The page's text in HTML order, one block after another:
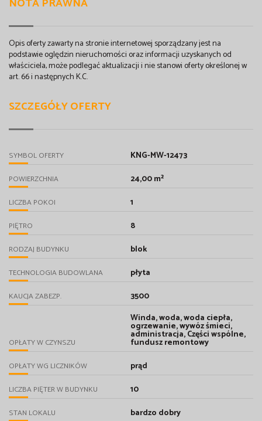
Opis oferty zawarty na stronie internetowej sporządzany jest na
podstawie oględzin nieruchomości oraz informacji uzyskanych od
właściciela, może podlegać aktualizacji i nie stanowi oferty określonej w
art. 66 i następnych K.C.
SZCZEGÓŁY OFERTY
SYMBOL OFERTY KNG-MW-12473
POWIERZCHNIA 24,00 m²
LICZBA POKOI 1
PIĘTRO 8
RODZAJ BUDYNKU blok
TECHNOLOGIA BUDOWLANA płyta
KAUCJA ZABEZP. 3500
OPŁATY W CZYNSZU
Winda, woda, woda ciepła,
ogrzewanie, wywóz śmieci,
administracja, Części wspólne,
fundusz remontowy
OPŁATY WG LICZNIKÓW prąd
LICZBA PIĘTER W BUDYNKU 10
STAN LOKALU bardzo dobry